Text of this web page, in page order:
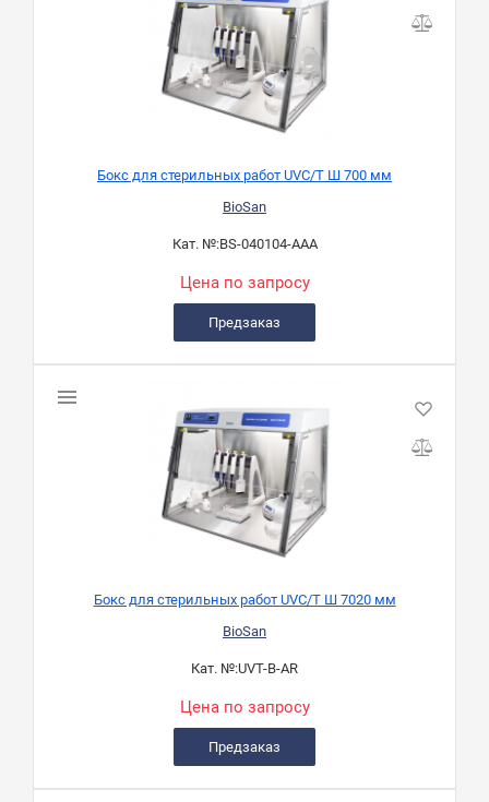
Бокс для стерильных работ UVC/T Ш 700 мм
BioSan
Кат. №:BS-040104-AAA
Цена по запросу
Предзаказ
Бокс для стерильных работ UVC/T Ш 7020 мм
BioSan
Кат. №:UVT-B-AR
Цена по запросу
Предзаказ